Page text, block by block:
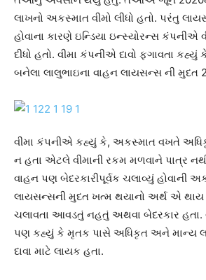
લાખનો અકસ્માત વીમો લીધો હતો. પરંતુ
હોવાના કારણે ઇન્ડિયા ઇન્સ્યોરન્સ કંપનીએ
દીધો હતો. વીમા કંપનીએ દાવો ફગાવતા
બનેલા લાલુભાઇના વાહન લાયસન્સ ની મુદત
વીમા કંપનીએ કહ્યું કે, અકસ્માત વખતે
ન હતા એટલે વીમાની રકમ મળવાને પાત્ર
વાહન પણ બેદરકારીપૂર્વક ચલાવ્યું હોવાની
લાયસન્સની મુદત ખત્મ થયાનો અર્થ એ
ચલાવતા આવડતું નહતું અથવા બેદરકાર
પણ કહ્યું કે મૃતક પાસે અધિકૃત અને માન્ય
દાવા માટે લાયક હતા.